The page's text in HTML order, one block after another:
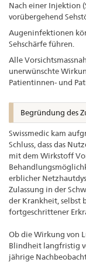
Nach einer Injektion
vorübergehend
Augeninfektionen
Sehschärfe führen.
Alle
unerwünschte
Patientinnen- und
Begründung des
Swissmedic kam
Schluss, dass das
mit dem Wirkstoff
erblicher
Zulassung in der
der Krankheit, selbst
fortgeschrittener
Ob die Wirkung von
Blindheit langfristig
jährige